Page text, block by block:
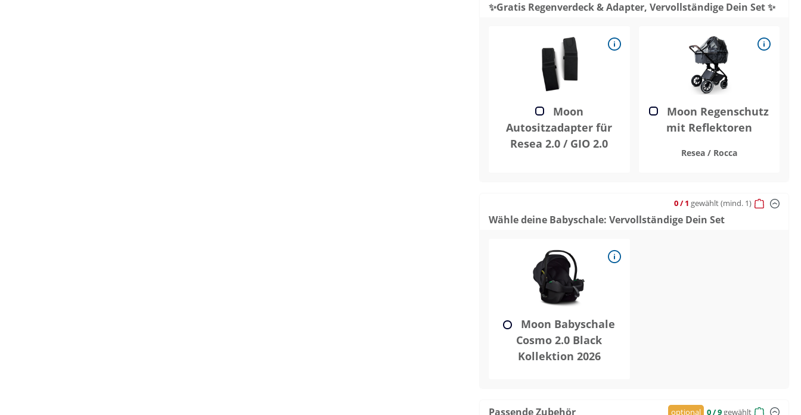
✨Gratis Regenverdeck & Adapter, Vervollständige Dein Set ✨
Moon
Autositzadapter für
Resea 2.0 / GIO 2.0
Moon Regenschutz
mit Reflektoren
Resea / Rocca
Wähle deine Babyschale: Vervollständige Dein Set
0/ 1 gewählt(mind. 1)
Moon Babyschale
Cosmo 2.0 Black
Kollektion 2026
Passende Zubehör optional 0/ 9 gewählt